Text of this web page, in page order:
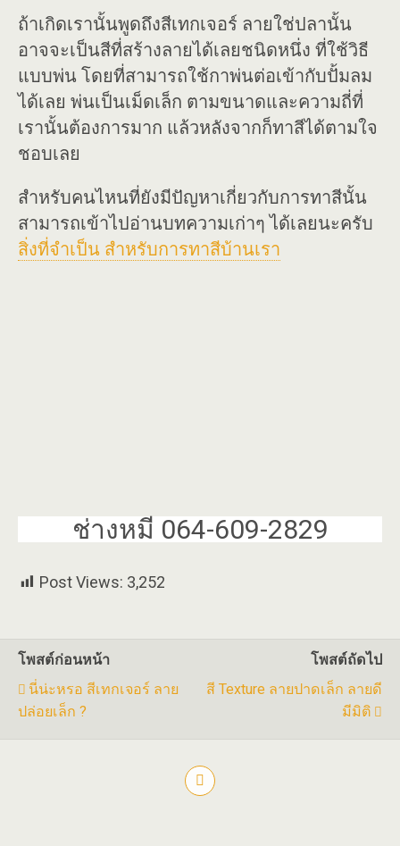
ถ้าเกิดเรานั้นพูดถึงสีเทกเจอร์ ลายใช่ปลานั้น
อาจจะเป็นสีที่สร้างลายได้เลยชนิดหนึ่ง ที่ใช้วิธี
แบบพ่น โดยที่สามารถใช้กาพ่นต่อเข้ากับปั้มลม
ได้เลย พ่นเป็นเม็ดเล็ก ตามขนาดและความถี่ที่
เรานั้นต้องการมาก แล้วหลังจากก็ทาสีได้ตามใจ
ชอบเลย
สำหรับคนไหนที่ยังมีปัญหาเกี่ยวกับการทาสีนั้น
สามารถเข้าไปอ่านบทความเก่าๆ ได้เลยนะครับ
สิ่งที่จำเป็น สำหรับการทาสีบ้านเรา
ช่างหมี 064-609-2829
Post Views: 3,252
โพสต์ก่อนหน้า
นี่น่ะหรอ สีเทกเจอร์ ลาย
ปล่อยเล็ก ?
โพสต์ถัดไป
สี Texture ลายปาดเล็ก ลายดี
มีมิติ